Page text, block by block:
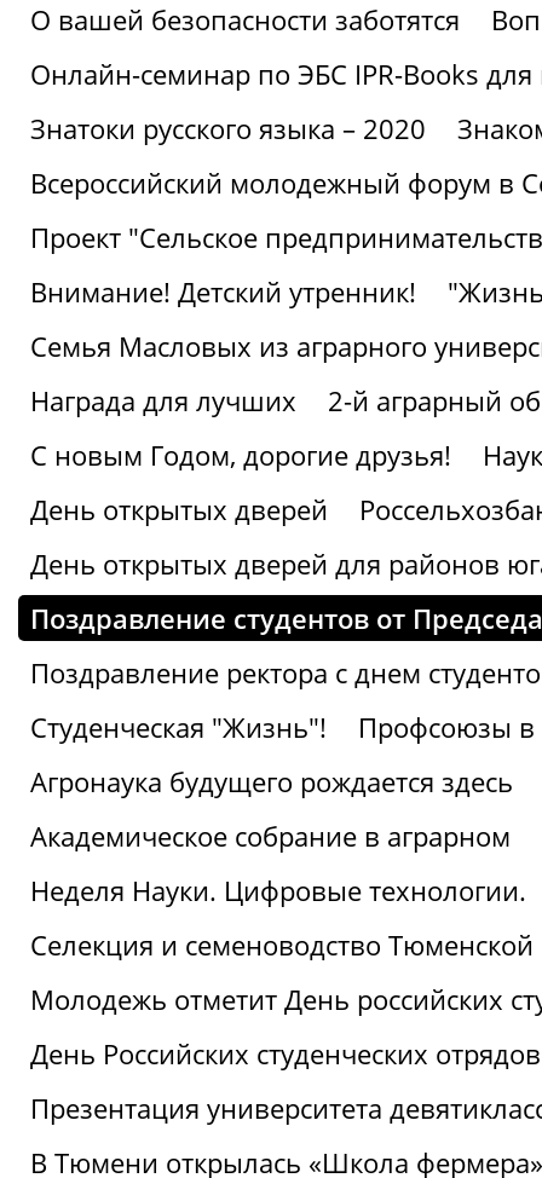
О вашей безопасности заботятся
Онлайн-семинар по ЭБС IPR-Books для
Знатоки русского языка – 2020
Всероссийский молодежный форум в
Проект "Сельское
Внимание! Детский утренник!
Семья Масловых из аграрного
Награда для лучших
2-й аграрный
С новым Годом, дорогие друзья!
День открытых дверей
День открытых дверей для районов
Поздравление студентов от
Поздравление ректора с днем
Студенческая "Жизнь"!
Профсоюзы в
Агронаука будущего рождается здесь
Академическое собрание в аграрном
Неделя Науки. Цифровые технологии.
Селекция и семеноводство Тюменской
Молодежь отметит День российских
День Российских студенческих
Презентация университета
В Тюмени открылась «Школа фермера»